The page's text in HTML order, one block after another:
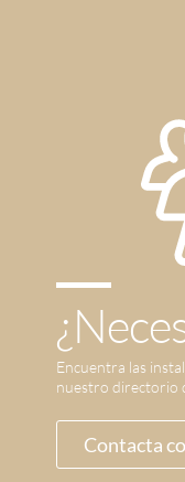
Encuentra las
nuestro directorio
Contacta